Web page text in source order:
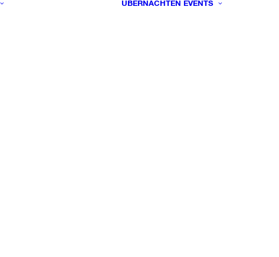
ÜBERNACHTEN EVENTS